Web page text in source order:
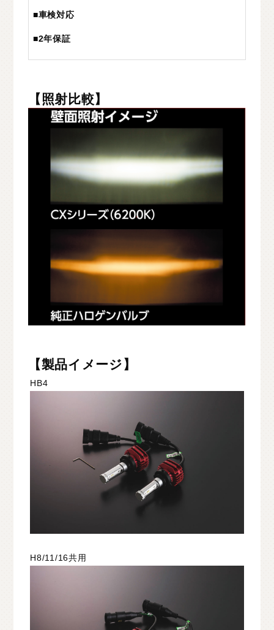
■車検対応
■2年保証
【照射比較】
【製品イメージ】
HB4
H8/11/16共用